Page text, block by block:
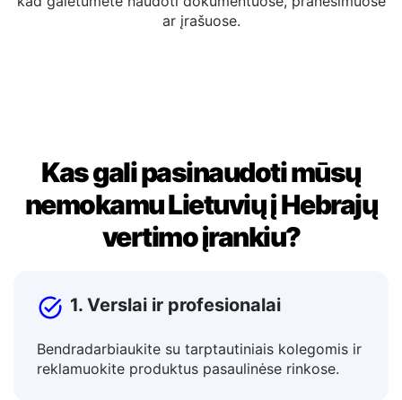
Galite redaguoti išversta tekstą tiesiogiai išvesties
lange. Kai būsite patenkinti, nukopijuokite rezultatą,
Kas gali pasinaudoti mūsų
nemokamu Lietuvių į Hebrajų
1. Verslai ir profesionalai